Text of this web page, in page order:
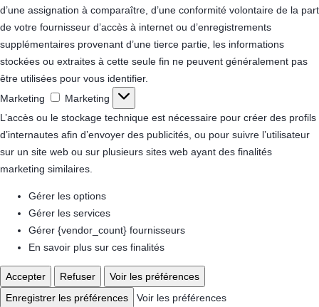
d’une assignation à comparaître, d’une conformité volontaire de la part
de votre fournisseur d’accès à internet ou d’enregistrements
supplémentaires provenant d’une tierce partie, les informations
stockées ou extraites à cette seule fin ne peuvent généralement pas
être utilisées pour vous identifier.
Marketing
Marketing
L’accès ou le stockage technique est nécessaire pour créer des profils
d’internautes afin d’envoyer des publicités, ou pour suivre l’utilisateur
sur un site web ou sur plusieurs sites web ayant des finalités
marketing similaires.
Gérer les options
Gérer les services
Gérer {vendor_count} fournisseurs
En savoir plus sur ces finalités
Accepter Refuser
Voir les préférences
Enregistrer les préférences
Voir les préférences